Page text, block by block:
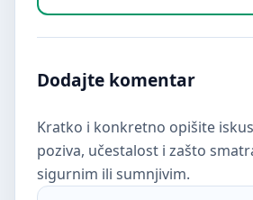
Dodajte komentar
Kratko i konkretno opišite
poziva, učestalost i zašto
sigurnim ili sumnjivim.